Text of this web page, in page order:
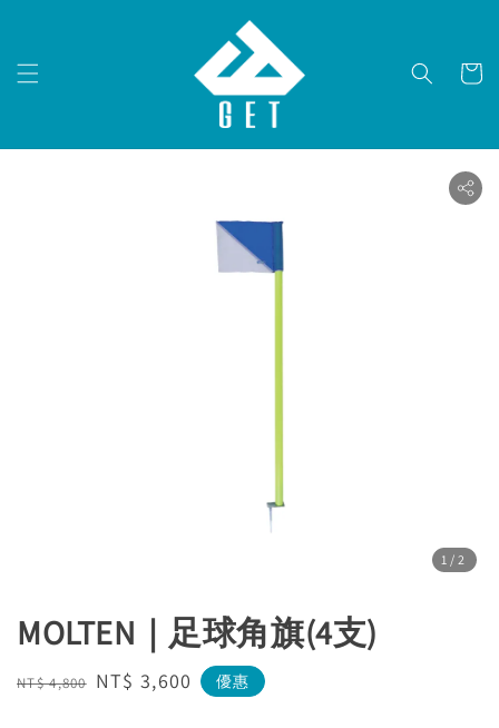
1 /2
MOLTEN｜足球角旗(4支)
Regular
NT$ 4,800 Sale
NT$ 3,600 優惠